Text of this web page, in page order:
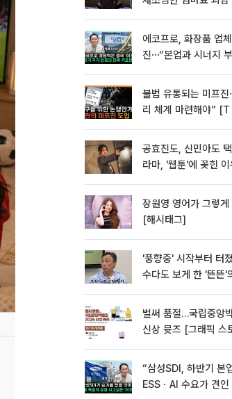
에코프로, 화장품 업
진⋯“본업과 시너지
불법 유통되는 미프
리 체계 마련해야”
공효진도, 신민아도
라마, '웹툰'에 꽂힌
장원영 영어가 그렇
[해시태그]
'풍향중' 시작부터 터
수다도 보게 한 '뜬뜬'
벌써 품절…국립중앙
신상 뮷즈 [그래픽 스
“삼성SDI, 하반기 본
ESSㆍAI 수요가 견